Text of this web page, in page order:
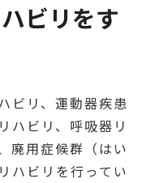
ビリをす
ビリ、運動器疾患
ハビリ、呼吸器リ
廃用症候群（はい
ハビリを行ってい